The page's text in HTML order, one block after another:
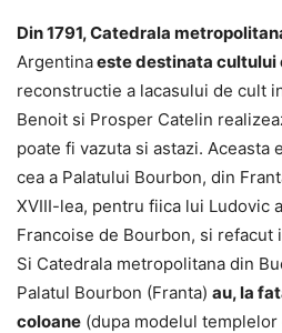
Din 1791, Catedrala
Argentinaeste destinata cultului
reconstructie a lacasului de cult
Benoit si Prosper Catelin
poate fi vazuta si astazi. Aceasta
cea a Palatului Bourbon, din
XVIII-lea, pentru fiica lui Ludovic
Francoise de Bourbon, si refacut
Si Catedrala metropolitana din
Palatul Bourbon (Franta) au, la
coloane (dupa modelul